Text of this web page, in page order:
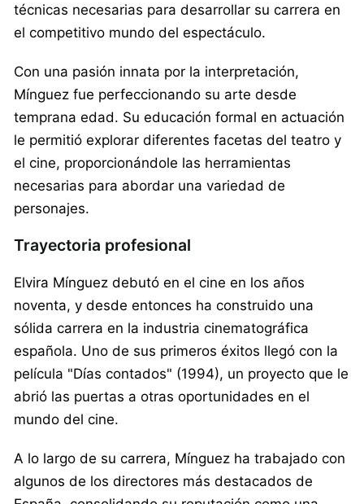
técnicas necesarias para desarrollar su carrera en
el competitivo mundo del espectáculo.
Con una pasión innata por la interpretación,
Mínguez fue perfeccionando su arte desde
temprana edad. Su educación formal en actuación
le permitió explorar diferentes facetas del teatro y
el cine, proporcionándole las herramientas
necesarias para abordar una variedad de
personajes.
Trayectoria profesional
Elvira Mínguez debutó en el cine en los años
noventa, y desde entonces ha construido una
sólida carrera en la industria cinematográfica
española. Uno de sus primeros éxitos llegó con la
película "Días contados" (1994), un proyecto que le
abrió las puertas a otras oportunidades en el
mundo del cine.
A lo largo de su carrera, Mínguez ha trabajado con
algunos de los directores más destacados de